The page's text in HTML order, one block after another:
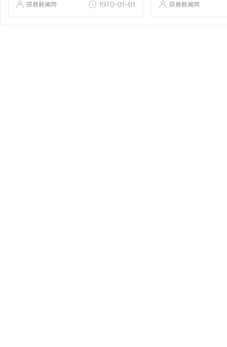
陕县新闻网 1970-01-01 陕县新闻网